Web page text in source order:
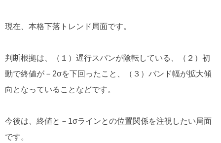
現在、本格下落トレンド局面です。
判断根拠は、（１）遅行スパンが陰転している、（２）初
動で終値が－2σを下回ったこと、（３）バンド幅が拡大傾
向となっていることなどです。
今後は、終値と－1σラインとの位置関係を注視したい局面
です。